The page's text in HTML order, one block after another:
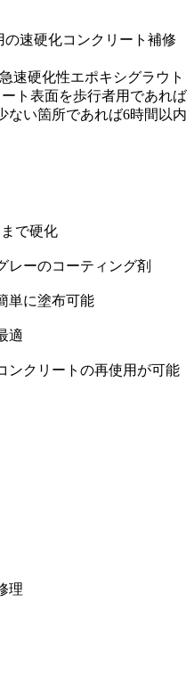
速硬化コンクリート補修
速硬化性エポキシグラウト
ト表面を歩行者用であれば
ない箇所であれば6時間以内
で硬化
レーのコーティング剤
単に塗布可能
適
ンクリートの再使用が可能
理